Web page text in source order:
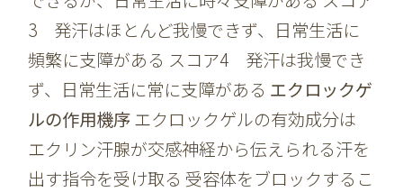
3 発汗はほとんど我慢できず、日常生活に
頻繁に支障がある スコア4 発汗は我慢でき
ず、日常生活に常に支障がある エクロックゲ
ルの作用機序エクロックゲルの有効成分は
エクリン汗腺が交感神経から伝えられる汗を
出す指令を受け取る 受容体をブロックするこ